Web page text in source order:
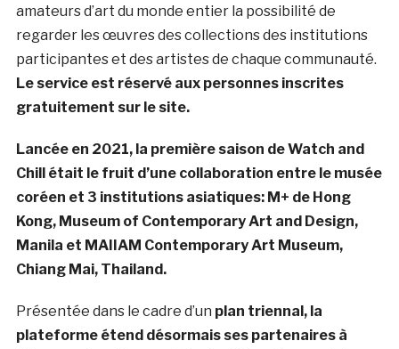
amateurs d’art du monde entier la possibilité de
regarder les œuvres des collections des institutions
participantes et des artistes de chaque communauté.
Le service est réservé aux personnes inscrites
gratuitement sur le site.
Lancée en 2021, la première saison de Watch and
Chill était le fruit d’une collaboration entre le musée
coréen et 3 institutions asiatiques: M+ de Hong
Kong, Museum of Contemporary Art and Design,
Manila et MAIIAM Contemporary Art Museum,
Chiang Mai, Thailand.
Présentée dans le cadre d’un plan triennal, la
plateforme étend désormais ses partenaires à